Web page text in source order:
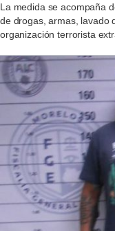
La medida se acompaña
de drogas, armas, lavado
organización terrorista